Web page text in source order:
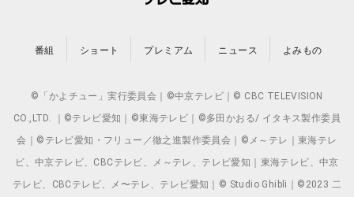
番組 ショート プレミアム ニュース よみもの
©「かよチュー」実行委員会｜©中京テレビ｜© CBC TELEVISION
CO.,LTD. ｜©テレビ愛知｜©東海テレビ｜©多田かおる/ イタキス製作委員
会｜©テレビ愛知・フリュー／徹之進製作委員会｜©メ～テレ｜東海テレ
ビ、中京テレビ、CBCテレビ、メ～テレ、テレビ愛知｜東海テレビ、中京
テレビ、CBCテレビ、メ〜テレ、テレビ愛知｜© Studio Ghibli｜©2023 二